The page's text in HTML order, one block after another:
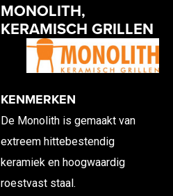
MONOLITH,
KERAMISCH GRILLEN
KENMERKEN
De Monolith is gemaakt van
extreem hittebestendig
keramiek en hoogwaardig
roestvast staal.